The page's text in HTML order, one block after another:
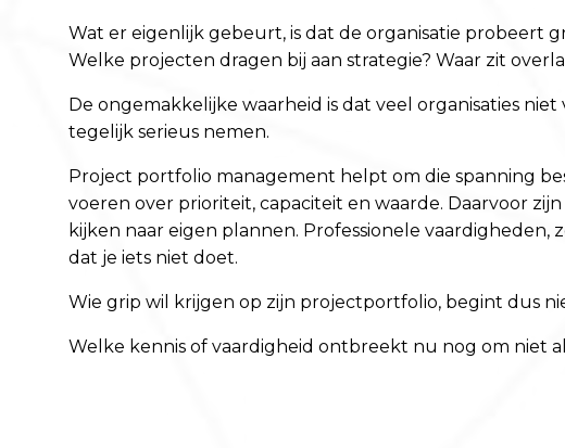
Wat er eigenlijk gebeurt, is dat de organisatie probeert
Welke projecten dragen bij aan strategie? Waar zit
De ongemakkelijke waarheid is dat veel organisaties
tegelijk serieus nemen.
Project portfolio management helpt om die spanning
voeren over prioriteit, capaciteit en waarde. Daarvoor
kijken naar eigen plannen. Professionele
dat je iets niet doet.
Wie grip wil krijgen op zijn projectportfolio, begint dus
Welke kennis of vaardigheid ontbreekt nu nog om niet